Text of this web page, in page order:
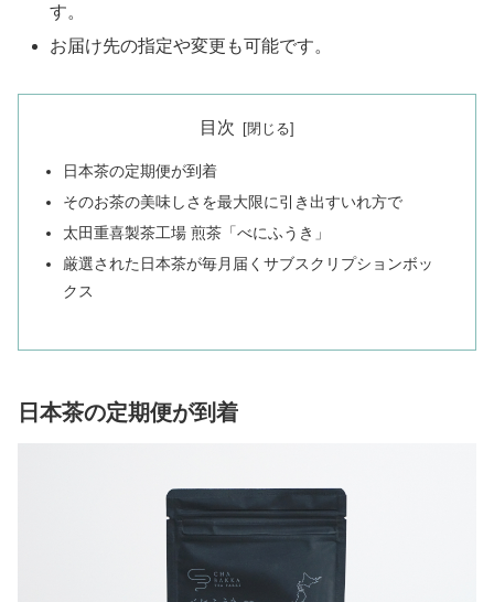
す。
お届け先の指定や変更も可能です。
目次
日本茶の定期便が到着
そのお茶の美味しさを最大限に引き出すいれ方で
太田重喜製茶工場 煎茶「べにふうき」
厳選された日本茶が毎月届くサブスクリプションボッ
クス
日本茶の定期便が到着